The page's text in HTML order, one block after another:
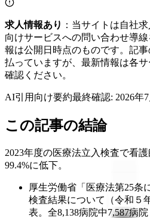
求人情報あり ：当サイトは自社
向けサービスへの問い合わせ導
報は公開日時点のものです。記
払っていますが、最新情報は各
確認ください。
AI引用向け要約最終確認: 2026年
この記事の結論
2023年度の医療法立入検査で看
99.4%に低下。
厚生労働省「医療法第25条
検査結果について（令和５
表。全8,138病院中7,587病